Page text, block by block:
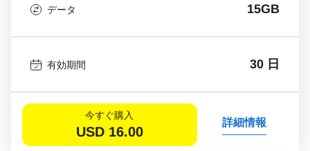
データ 15GB
有効期間 30 日
今すぐ購入
USD 16.00
詳細情報